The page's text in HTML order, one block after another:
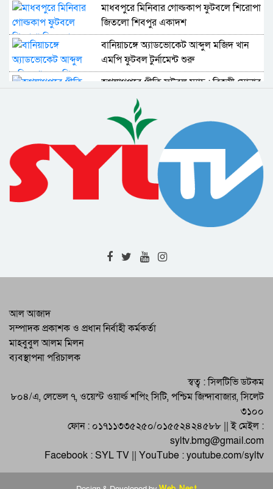
মাধবপুরে মিনিবার গোল্ডকাপ ফুটবলে শিরোপা
জিতলো শিবপুর একাদশ
বানিয়াচঙ্গে অ্যাডভোকেট আব্দুল মজিদ খান
এমপি ফুটবল টুর্নামেন্ট শুরু
জগন্নাথপুরে প্রীতি ফুটবল ম্যাচ : বিজয়ী সোনার
বাংলা স্পোর্টিং ক্লাব
বানিয়াচঙ্গের বালিখালে গ্রাম বাংলার
ঐতিহ্যবাহী নৌকা বাইচ প্রতিযোগিতা
জগন্নাথপুরে আলাগদির নৌকা বাইচ
প্রতিযোগিতা অনুষ্ঠিত
মাধবপুরে বঙ্গমাতা ও বঙ্গবন্ধু ফুটবল
টুর্মেমেন্টের জমজমাট আসর সমাপ্ত
সিলেটে বাংলাদেশ সেনাবাহিনীর মুষ্টিযুদ্ধ
রানারআপ সিলেটের
জাতীয় দলের জয়-পরাজয়ে সঙ্গে থাকার
অঙ্গীকার সিলেটের সমর্থকদের
আল আজাদ
সম্পাদক প্রকাশক ও প্রধান নির্বাহী কর্মকর্তা
মাহবুবুল আলম মিলন
ব্যবস্থাপনা পরিচালক
স্বত্ব : সিলটিভি ডটকম
৮০৪/এ, লেভেল ৭, ওয়েস্ট ওয়ার্ল্ড শপিং সিটি, পশ্চিম জিন্দাবাজার, সিলেট
৩১০০
ফোন : ০১৭১১৩৩৫২৫০/০১৫৫২৪২৪৫৮৮ || ই মেইল :
syltv.bmg@gmail.com
Facebook : SYL TV || YouTube : youtube.com/syltv